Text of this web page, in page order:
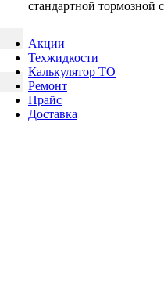
стандартной тормозной
Акции
Техжидкости
Калькулятор ТО
Ремонт
Прайс
Доставка